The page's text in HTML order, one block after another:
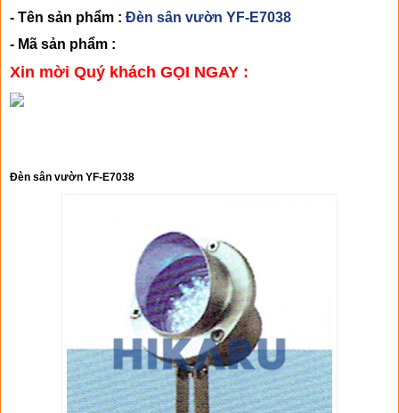
- Tên sản phẩm : Đèn sân vườn YF-E7038
- Mã sản phẩm :
Xin mời Quý khách GỌI NGAY :
Đèn sân vườn YF-E7038